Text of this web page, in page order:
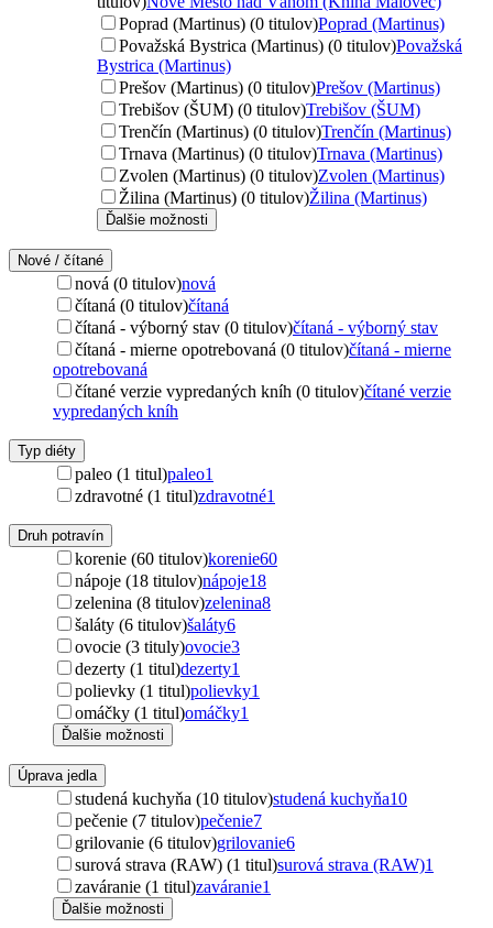
Poprad (Martinus) (0 titulov)Poprad (Martinus)
Považská Bystrica (Martinus) (0 titulov)Považská
Bystrica (Martinus)
Prešov (Martinus) (0 titulov)Prešov (Martinus)
Trebišov (ŠUM) (0 titulov)Trebišov (ŠUM)
Trenčín (Martinus) (0 titulov)Trenčín (Martinus)
Trnava (Martinus) (0 titulov)Trnava (Martinus)
Zvolen (Martinus) (0 titulov)Zvolen (Martinus)
Žilina (Martinus) (0 titulov)Žilina (Martinus)
Ďalšie možnosti
Nové / čítané
nová (0 titulov)nová
čítaná (0 titulov)čítaná
čítaná - výborný stav (0 titulov)čítaná - výborný stav
čítaná - mierne opotrebovaná (0 titulov)čítaná - mierne
opotrebovaná
čítané verzie vypredaných kníh (0 titulov)čítané verzie
vypredaných kníh
Typ diéty
paleo (1 titul)paleo1
zdravotné (1 titul)zdravotné1
Druh potravín
korenie (60 titulov)korenie60
nápoje (18 titulov)nápoje18
zelenina (8 titulov)zelenina8
šaláty (6 titulov)šaláty6
ovocie (3 tituly)ovocie3
dezerty (1 titul)dezerty1
polievky (1 titul)polievky1
omáčky (1 titul)omáčky1
Ďalšie možnosti
Úprava jedla
studená kuchyňa (10 titulov)studená kuchyňa10
pečenie (7 titulov)pečenie7
grilovanie (6 titulov)grilovanie6
surová strava (RAW) (1 titul)surová strava (RAW)1
zaváranie (1 titul)zaváranie1
Ďalšie možnosti